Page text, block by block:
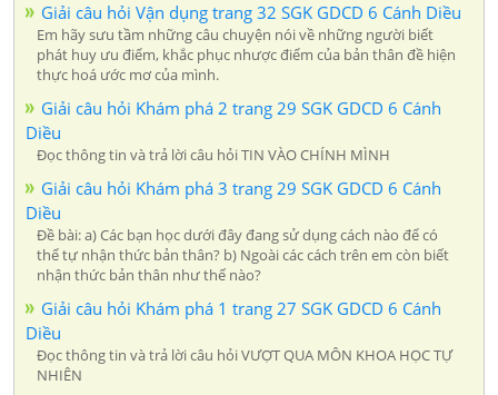
Giải câu hỏi Vận dụng trang 32 SGK GDCD 6 Cánh Diều
Em hãy sưu tầm những câu chuyện nói về những người biết
phát huy ưu điểm, khắc phục nhược điểm của bản thân đề hiện
thực hoá ước mơ của mình.
Giải câu hỏi Khám phá 2 trang 29 SGK GDCD 6 Cánh
Diều
Đọc thông tin và trả lời câu hỏi TIN VÀO CHÍNH MÌNH
Giải câu hỏi Khám phá 3 trang 29 SGK GDCD 6 Cánh
Diều
Đề bài: a) Các bạn học dưới đây đang sử dụng cách nào để có
thể tự nhận thức bản thân? b) Ngoài các cách trên em còn biết
nhận thức bản thân như thế nào?
Giải câu hỏi Khám phá 1 trang 27 SGK GDCD 6 Cánh
Diều
Đọc thông tin và trả lời câu hỏi VƯỢT QUA MÔN KHOA HỌC TỰ
NHIÊN